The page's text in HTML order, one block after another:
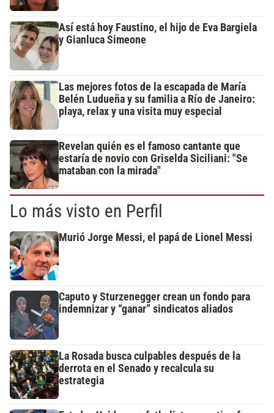
Así está hoy Faustino, el hijo de Eva Bargiela
y Gianluca Simeone
Las mejores fotos de la escapada de María
Belén Ludueña y su familia a Río de Janeiro:
playa, relax y una visita muy especial
Revelan quién es el famoso cantante que
estaría de novio con Griselda Siciliani: "Se
mataban con la mirada"
Lo más visto en Perfil
Murió Jorge Messi, el papá de Lionel Messi
Caputo y Sturzenegger crean un fondo para
indemnizar y “ganar” sindicatos aliados
La Rosada busca culpables después de la
derrota en el Senado y recalcula su
estrategia